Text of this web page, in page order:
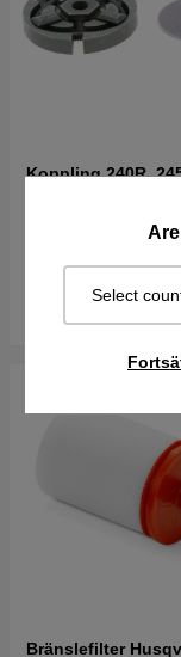
Select
Koppling 240R,
I lager
Bränslefilter